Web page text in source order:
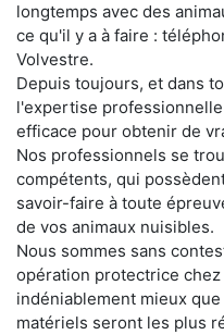
longtemps avec des
ce qu'il y a à faire :
Volvestre.
Depuis toujours, et dans
l'expertise
efficace pour obtenir de
Nos professionnels se
compétents, qui
savoir-faire à toute
de vos animaux nuisibles.
Nous sommes sans
opération protectrice
indéniablement mieux
matériels seront les plus